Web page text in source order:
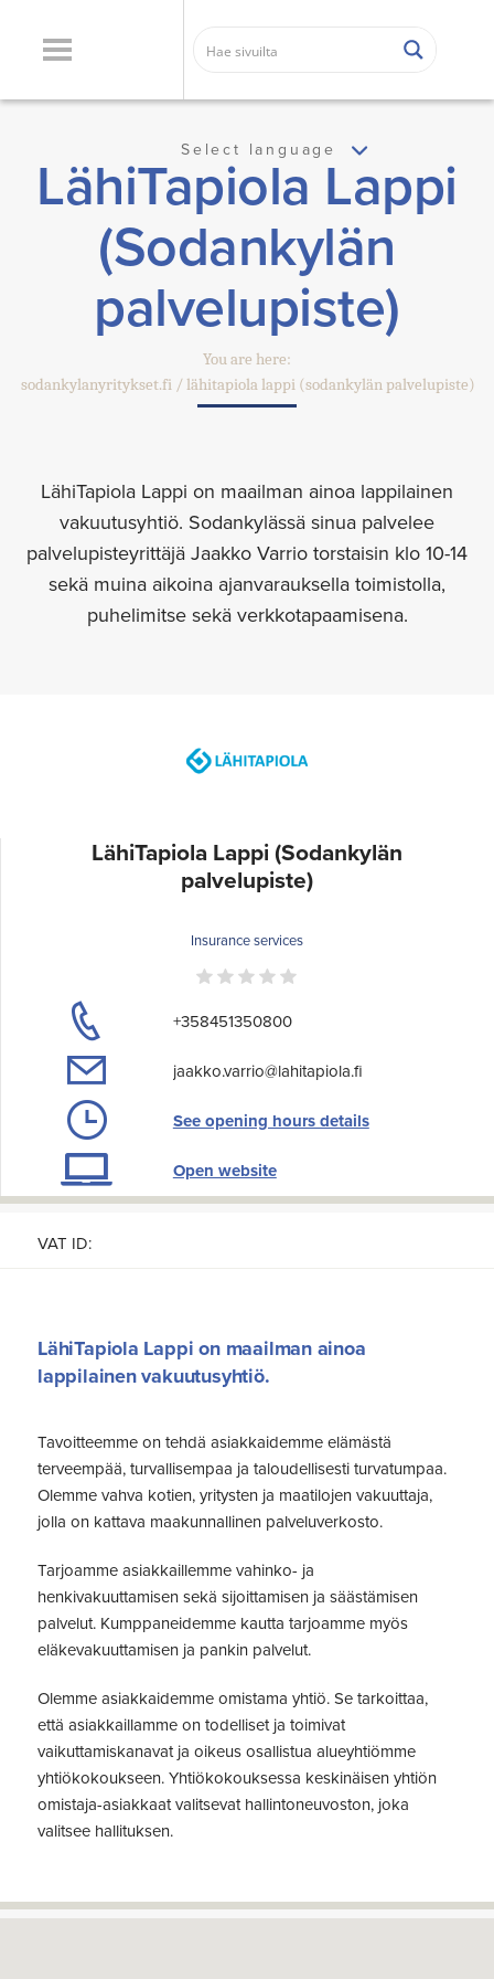
Select language
LähiTapiola Lappi
(Sodankylän
palvelupiste)
You are here:
sodankylanyritykset.fi
lähitapiola lappi (sodankylän palvelupiste)
LähiTapiola Lappi on maailman ainoa lappilainen
vakuutusyhtiö. Sodankylässä sinua palvelee
palvelupisteyrittäjä Jaakko Varrio torstaisin klo 10-14
sekä muina aikoina ajanvarauksella toimistolla,
puhelimitse sekä verkkotapaamisena.
LähiTapiola Lappi (Sodankylän
palvelupiste)
Insurance services
+358451350800
jaakko.varrio@lahitapiola.fi
See opening hours details
Open website
VAT ID:
LähiTapiola Lappi on maailman ainoa
lappilainen vakuutusyhtiö.
Tavoitteemme on tehdä asiakkaidemme elämästä
terveempää, turvallisempaa ja taloudellisesti turvatumpaa.
Olemme vahva kotien, yritysten ja maatilojen vakuuttaja,
jolla on kattava maakunnallinen palveluverkosto.
Tarjoamme asiakkaillemme vahinko- ja
henkivakuuttamisen sekä sijoittamisen ja säästämisen
palvelut. Kumppaneidemme kautta tarjoamme myös
eläkevakuuttamisen ja pankin palvelut.
Olemme asiakkaidemme omistama yhtiö. Se tarkoittaa,
että asiakkaillamme on todelliset ja toimivat
vaikuttamiskanavat ja oikeus osallistua alueyhtiömme
yhtiökokoukseen. Yhtiökokouksessa keskinäisen yhtiön
omistaja-asiakkaat valitsevat hallintoneuvoston, joka
valitsee hallituksen.